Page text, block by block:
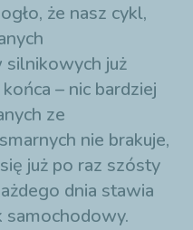
że nasz cykl,
już
– nic bardziej
ze
nie brakuje,
już po raz szósty
dnia stawia
samochodowy.